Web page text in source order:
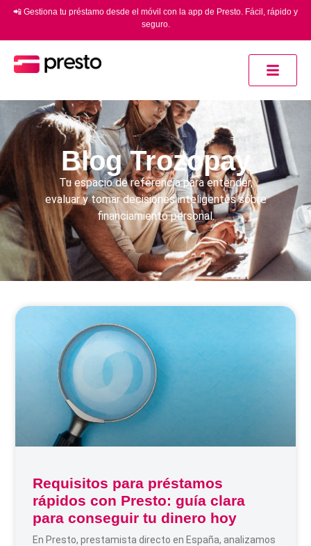
📲 Gestiona tu préstamo desde el móvil con la app de Presto. Fácil, rápido y
seguro.
Blog Trozopay
Tu espacio de referencia para entender,
evaluar y tomar decisiones inteligentes sobre
financiamiento personal.
Requisitos para préstamos
rápidos con Presto: guía clara
para conseguir tu dinero hoy
En Presto, prestamista directo en España, analizamos